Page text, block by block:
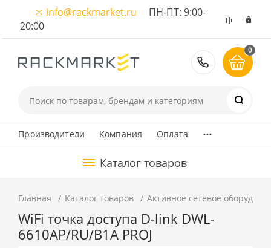
info@rackmarket.ru ПН-ПТ: 9:00-
20:00
8 (495)
0
Производители Компания Оплата ...
Каталог товаров
Главная Каталог товаров Активное сетевое
WiFi точка доступа D-link DWL-
6610AP/RU/B1A PROJ